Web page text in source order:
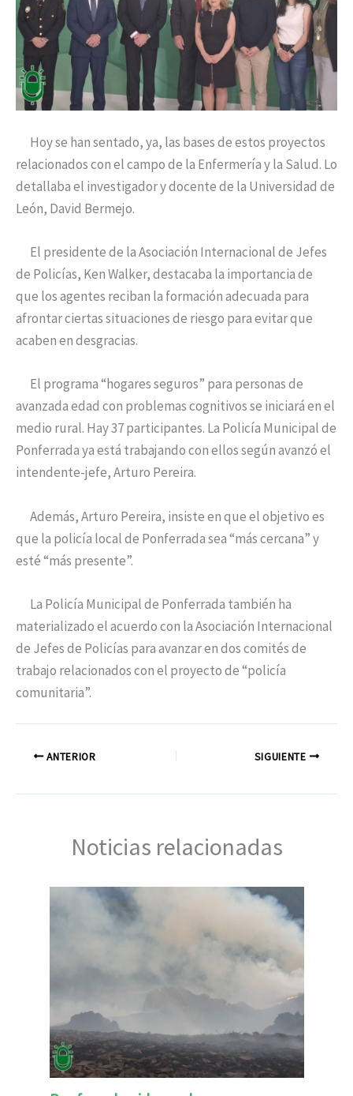
Hoy se han sentado, ya, las bases de estos proyectos
relacionados con el campo de la Enfermería y la Salud. Lo
detallaba el investigador y docente de la Universidad de
León, David Bermejo.
El presidente de la Asociación Internacional de Jefes
de Policías, Ken Walker, destacaba la importancia de
que los agentes reciban la formación adecuada para
afrontar ciertas situaciones de riesgo para evitar que
acaben en desgracias.
El programa “hogares seguros” para personas de
avanzada edad con problemas cognitivos se iniciará en el
medio rural. Hay 37 participantes. La Policía Municipal de
Ponferrada ya está trabajando con ellos según avanzó el
intendente-jefe, Arturo Pereira.
Además, Arturo Pereira, insiste en que el objetivo es
que la policía local de Ponferrada sea “más cercana” y
esté “más presente”.
La Policía Municipal de Ponferrada también ha
materializado el acuerdo con la Asociación Internacional
de Jefes de Policías para avanzar en dos comités de
trabajo relacionados con el proyecto de “policía
comunitaria”.
ANTERIOR SIGUIENTE
Noticias relacionadas